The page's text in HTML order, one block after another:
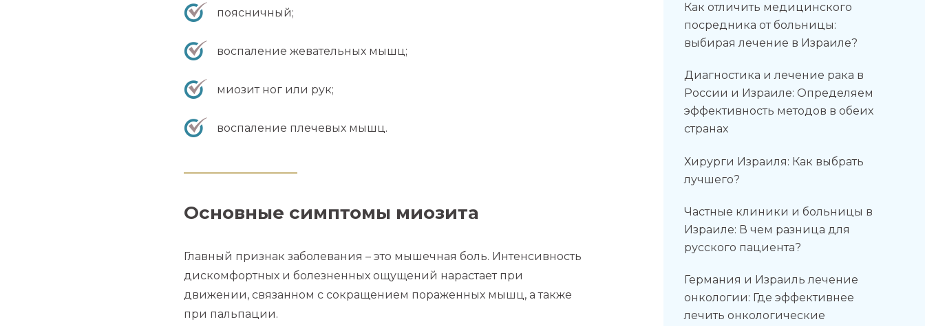
поясничный;
воспаление жевательных мышц;
миозит ног или рук;
воспаление плечевых мышц.
Основные симптомы миозита
Главный признак заболевания – это мышечная боль. Интенсивность
дискомфортных и болезненных ощущений нарастает при
движении, связанном с сокращением пораженных мышц, а также
при пальпации.
Как отличить медицинского
посредника от больницы:
выбирая лечение в Израиле?
Диагностика и лечение рака в
России и Израиле: Определяем
эффективность методов в обеих
странах
Хирурги Израиля: Как выбрать
лучшего?
Частные клиники и больницы в
Израиле: В чем разница для
русского пациента?
Германия и Израиль лечение
онкологии: Где эффективнее
лечить онкологические